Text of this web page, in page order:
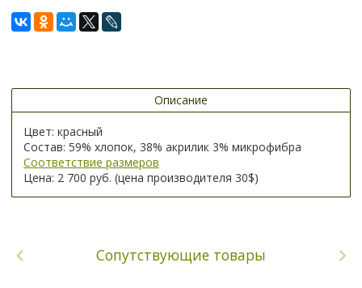
Описание
Цвет: красный
Состав: 59% хлопок, 38% акрилик 3% микрофибра
Соответствие размеров
Цена: 2 700 руб. (цена производителя 30$)
Сопутствующие товары